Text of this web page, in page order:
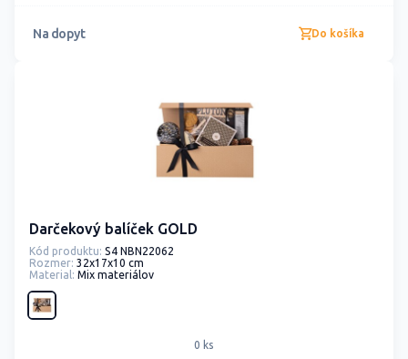
Na dopyt Do košíka
Darčekový balíček GOLD
Kód produktu: S4 NBN22062
Rozmer: 32x17x10 cm
Material: Mix materiálov
0 ks